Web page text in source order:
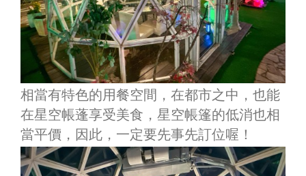
相當有特色的用餐空間，在都市之中，也能
在星空帳蓬享受美食，星空帳篷的低消也相
當平價，因此，一定要先事先訂位喔！